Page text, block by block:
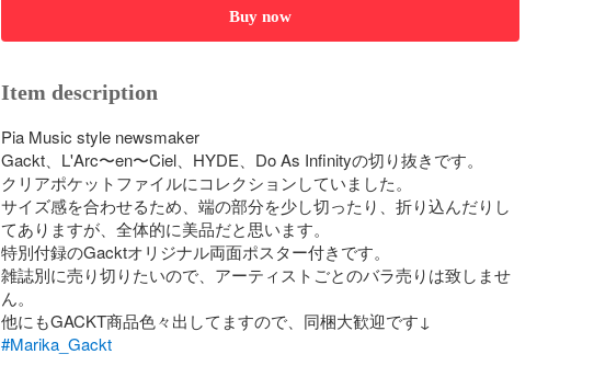
Buy now
Item description
Pia Music style newsmaker
Gackt、L'Arc〜en〜Ciel、HYDE、Do As Infinityの切り抜きです。
クリアポケットファイルにコレクションしていました。
サイズ感を合わせるため、端の部分を少し切ったり、折り込んだりし
てありますが、全体的に美品だと思います。
特別付録のGacktオリジナル両面ポスター付きです。
雑誌別に売り切りたいので、アーティストごとのバラ売りは致しませ
ん。
#Marika_Gackt